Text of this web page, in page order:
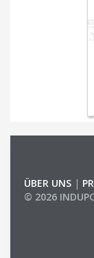
ÜBER UNS |
© 2026